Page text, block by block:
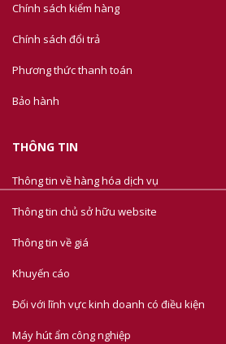
Chính sách kiểm hàng
Chính sách đổi trả
Phương thức thanh toán
Bảo hành
THÔNG TIN
Thông tin về hàng hóa dịch vụ
Thông tin chủ sở hữu website
Thông tin về giá
Khuyến cáo
Đối với lĩnh vực kinh doanh có điều kiện
Máy hút ẩm công nghiệp